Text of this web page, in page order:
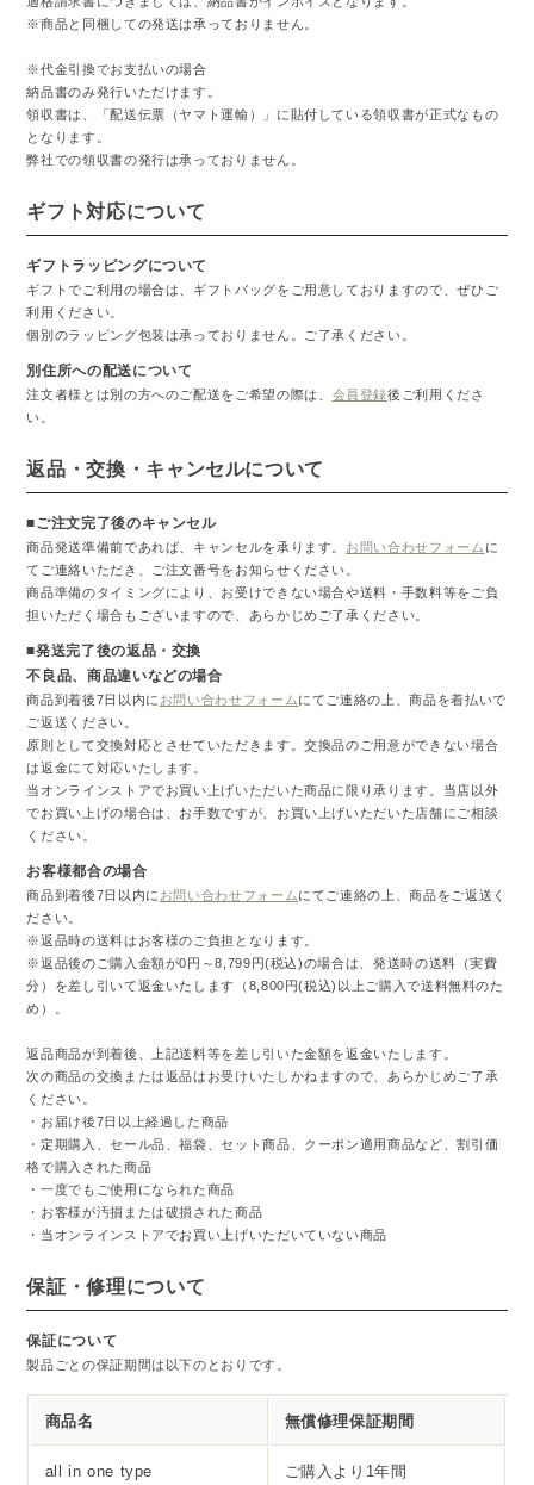
※商品と同梱しての発送は承っておりません。
※代金引換でお支払いの場合
納品書のみ発行いただけます。
領収書は、「配送伝票（ヤマト運輸）」に貼付している領収書が正式なもの
となります。
弊社での領収書の発行は承っておりません。
ギフト対応について
ギフトラッピングについて
ギフトでご利用の場合は、ギフトバッグをご用意しておりますので、ぜひご
利用ください。
個別のラッピング包装は承っておりません。ご了承ください。
別住所への配送について
注文者様とは別の方へのご配送をご希望の際は、 会員登録後ご利用くださ
い。
返品・交換・キャンセルについて
■ご注文完了後のキャンセル
商品発送準備前であれば、キャンセルを承ります。 お問い合わせフォーム に
てご連絡いただき、ご注文番号をお知らせください。
商品準備のタイミングにより、お受けできない場合や送料・手数料等をご負
担いただく場合もございますので、あらかじめご了承ください。
■発送完了後の返品・交換
不良品、商品違いなどの場合
商品到着後7日以内に お問い合わせフォームにてご連絡の上、商品を着払いで
ご返送ください。
原則として交換対応とさせていただきます。交換品のご用意ができない場合
は返金にて対応いたします。
当オンラインストアでお買い上げいただいた商品に限り承ります。当店以外
でお買い上げの場合は、お手数ですが、お買い上げいただいた店舗にご相談
ください。
お客様都合の場合
商品到着後7日以内に お問い合わせフォームにてご連絡の上、商品をご返送く
ださい。
※返品時の送料はお客様のご負担となります。
※返品後のご購入金額が0円～8,799円(税込)の場合は、発送時の送料（実費
分）を差し引いて返金いたします（8,800円(税込)以上ご購入で送料無料のた
め）。
返品商品が到着後、上記送料等を差し引いた金額を返金いたします。
次の商品の交換または返品はお受けいたしかねますので、あらかじめご了承
ください。
・お届け後7日以上経過した商品
・定期購入、セール品、福袋、セット商品、クーポン適用商品など、割引価
格で購入された商品
・一度でもご使用になられた商品
・お客様が汚損または破損された商品
・当オンラインストアでお買い上げいただいていない商品
保証・修理について
保証について
製品ごとの保証期間は以下のとおりです。
商品名 無償修理保証期間
all in one type ご購入より1年間